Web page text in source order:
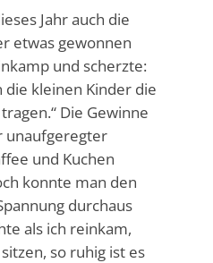
Jahr auch die
etwas gewonnen
und scherzte:
kleinen Kinder die
Die Gewinne
unaufgeregter
und Kuchen
konnte man den
durchaus
als ich reinkam,
so ruhig ist es